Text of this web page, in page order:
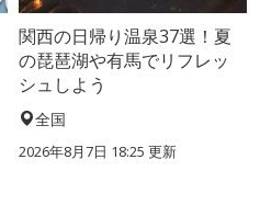
関西の日帰り温泉37選！夏
の琵琶湖や有馬でリフレッ
シュしよう
全国
2026年8月7日 18:25 更新